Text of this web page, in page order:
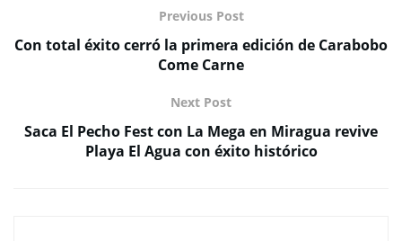
Previous Post
Con total éxito cerró la primera edición de Carabobo
Come Carne
Next Post
Saca El Pecho Fest con La Mega en Miragua revive
Playa El Agua con éxito histórico